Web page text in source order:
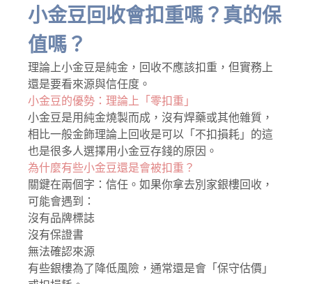
小金豆回收會扣重嗎？真的保
值嗎？
理論上小金豆是純金，回收不應該扣重，但實務上
還是要看來源與信任度。
小金豆的優勢：理論上「零扣重」
小金豆是用純金燒製而成，沒有焊藥或其他雜質，
相比一般金飾理論上回收是可以「不扣損耗」的這
也是很多人選擇用小金豆存錢的原因。
為什麼有些小金豆還是會被扣重？
關鍵在兩個字：信任。如果你拿去別家銀樓回收，
可能會遇到：
沒有品牌標誌
沒有保證書
無法確認來源
有些銀樓為了降低風險，通常還是會「保守估價」